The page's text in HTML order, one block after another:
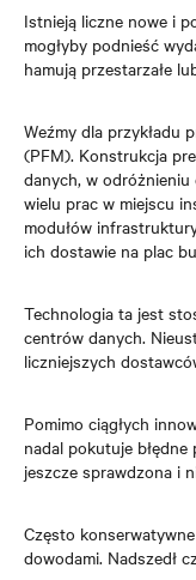
Istnieją liczne nowe i
mogłyby podnieść
hamują przestarzałe
Weźmy dla przykładu
(PFM). Konstrukcja
danych, w
wielu prac w miejscu
modułów
ich dostawie na plac
Technologia ta jest
centrów danych.
liczniejszych
Pomimo ciągłych
nadal pokutuje
jeszcze sprawdzona i
Często
dowodami. Nadszedł